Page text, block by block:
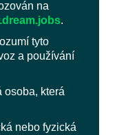
na
.
tyto
a používání
osoba, která
nebo fyzická